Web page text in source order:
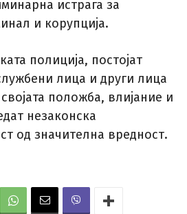
истрага за
и корупција.
полиција, постојат
лица и други лица
положба, влијание и
незаконска
од значителна вредност.